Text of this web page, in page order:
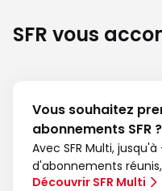
SFR vous
Vous souhaitez
abonnements SFR ?
Avec SFR Multi,
d'abonnements
Découvrir SFR Multi